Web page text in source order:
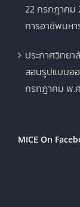
22 กรกฎาคม
การอาชีพมหา
ประกาศวิทยา
สอนรูปแบบออ
กรกฎาคม พ.
MICE On